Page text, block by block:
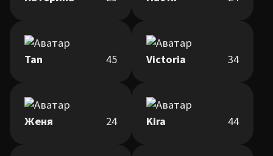
Tan 45 Victoria 34
Женя 24 Kira 44